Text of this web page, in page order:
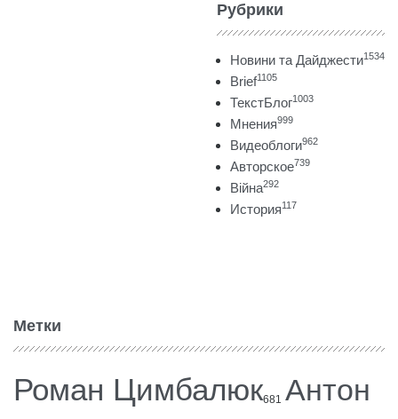
Рубрики
Новини та Дайджести1534
Brief1105
ТекстБлог1003
Мнения999
Видеоблоги962
Авторское739
Війна292
История117
Метки
Роман Цимбалюк681 Антон